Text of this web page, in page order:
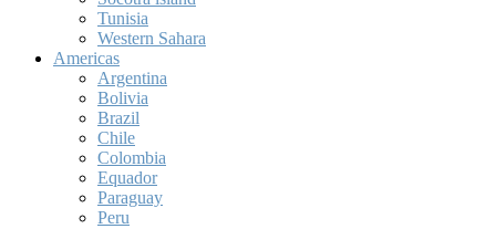
Tunisia
Western Sahara
Americas
Argentina
Bolivia
Brazil
Chile
Colombia
Equador
Paraguay
Peru